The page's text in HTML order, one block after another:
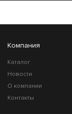
Компания
Каталог
Новости
О компании
Контакты